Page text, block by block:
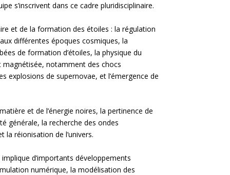
s’inscrivent dans ce cadre pluridisciplinaire.
et de la formation des étoiles : la régulation
différentes époques cosmiques, la
de formation d’étoiles, la physique du
notamment des chocs
explosions de supernovae, et l’émergence de
et de l’énergie noires, la pertinence de
générale, la recherche des ondes
la réionisation de l’univers.
d’importants développements
numérique, la modélisation des